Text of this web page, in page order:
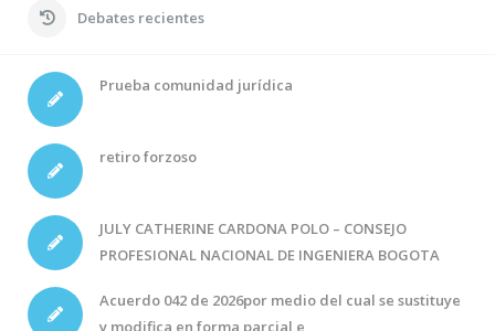
Debates recientes
Prueba comunidad jurídica
retiro forzoso
JULY CATHERINE CARDONA POLO – CONSEJO
PROFESIONAL NACIONAL DE INGENIERA BOGOTA
Acuerdo 042 de 2026por medio del cual se sustituye
y modifica en forma parcial e